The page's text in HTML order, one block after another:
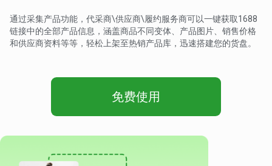
通过采集产品功能，代采商\供应商\履约服务商可以一键获取1688
链接中的全部产品信息，涵盖商品不同变体、产品图片、销售价格
和供应商资料等等，轻松上架至热销产品库，迅速搭建您的货盘。
免费使用